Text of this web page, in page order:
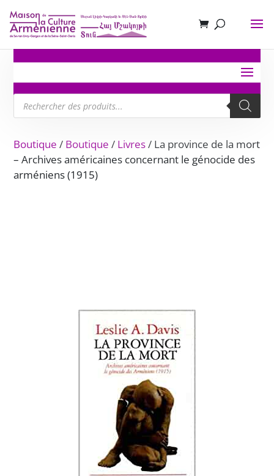
Recherche
de
produits
Boutique / Boutique / Livres/ La province de la mort
– Archives américaines concernant le génocide des
arméniens (1915)